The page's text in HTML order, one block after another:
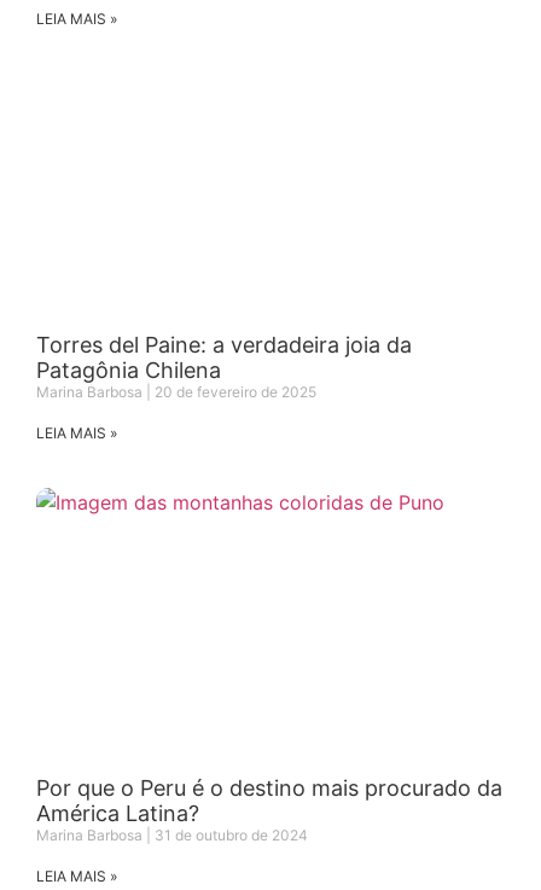
LEIA MAIS »
Torres del Paine: a verdadeira joia da
Patagônia Chilena
Marina Barbosa 20 de fevereiro de 2025
LEIA MAIS »
Por que o Peru é o destino mais procurado da
América Latina?
Marina Barbosa 31 de outubro de 2024
LEIA MAIS »